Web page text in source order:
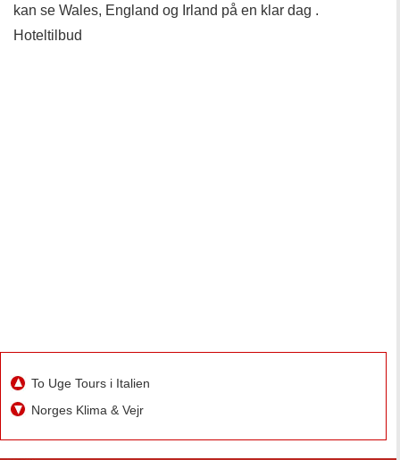
kan se Wales, England og Irland på en klar dag .
Hoteltilbud
To Uge Tours i Italien
Norges Klima & Vejr